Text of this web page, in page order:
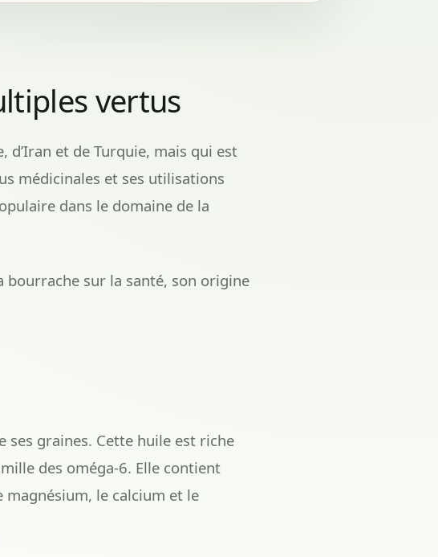
vertus
et de Turquie, mais qui est
médicinales et ses utilisations
dans le domaine de la
bourrache sur la santé, son origine
graines. Cette huile est riche
des oméga-6. Elle contient
magnésium, le calcium et le